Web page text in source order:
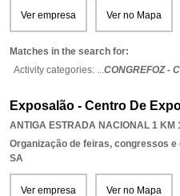
Ver empresa Ver no Mapa
Matches in the search for:
Activity categories: ...CONGREFOZ -
Exposalão - Centro De
ANTIGA ESTRADA NACIONAL 1 KM
Organização de feiras, congressos
SA
Ver empresa Ver no Mapa